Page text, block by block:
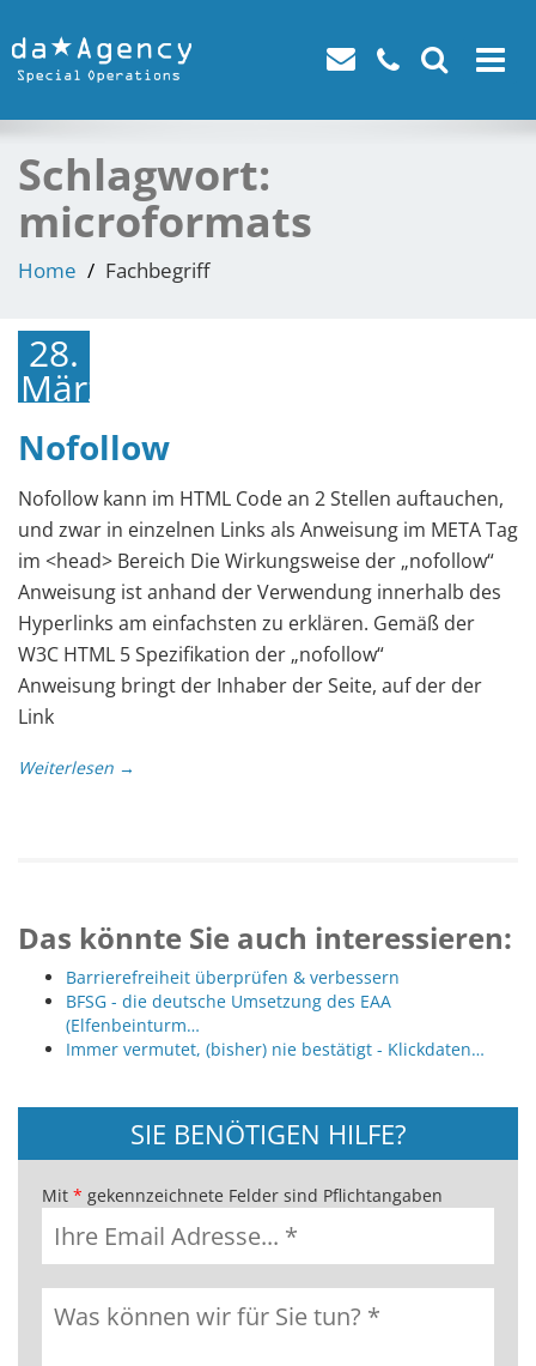
Toggle
Schlagwort:
microformats
Home Fachbegriff
28.
März
2018
Nofollow
Nofollow kann im HTML Code an 2 Stellen auftauchen,
und zwar in einzelnen Links als Anweisung im META Tag
im <head> Bereich Die Wirkungsweise der „nofollow“
Anweisung ist anhand der Verwendung innerhalb des
Hyperlinks am einfachsten zu erklären. Gemäß der
W3C HTML 5 Spezifikation der „nofollow“
Anweisung bringt der Inhaber der Seite, auf der der
Link
Weiterlesen →
Das könnte Sie auch interessieren:
Barrierefreiheit überprüfen & verbessern
BFSG - die deutsche Umsetzung des EAA
(Elfenbeinturm…
Immer vermutet, (bisher) nie bestätigt - Klickdaten…
SIE BENÖTIGEN HILFE?
Mit * gekennzeichnete Felder sind Pflichtangaben